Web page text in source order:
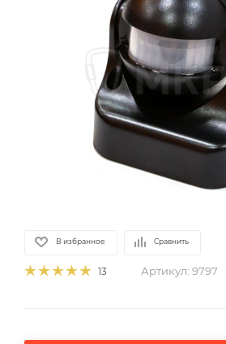
В избранное Сравнить
13 Артикул: 9797